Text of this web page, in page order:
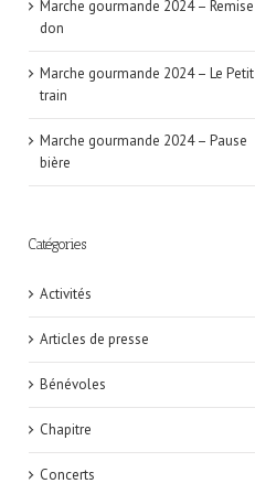
Marche gourmande 2024 – Remise
don
Marche gourmande 2024 – Le Petit
train
Marche gourmande 2024 – Pause
bière
Catégories
Activités
Articles de presse
Bénévoles
Chapitre
Concerts